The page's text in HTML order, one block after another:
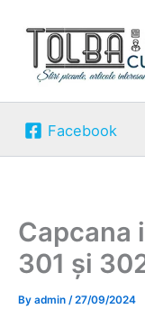
content
Facebook
Capcana
301 și
By admin /27/09/2024